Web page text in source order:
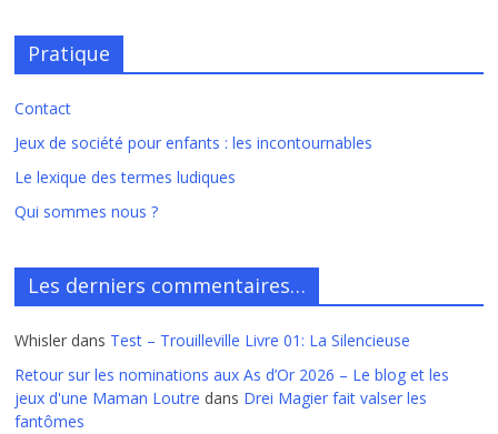
Pratique
Contact
Jeux de société pour enfants : les incontournables
Le lexique des termes ludiques
Qui sommes nous ?
Les derniers commentaires…
Whisler dans Test – Trouilleville Livre 01: La Silencieuse
Retour sur les nominations aux As d’Or 2026 – Le blog et les
jeux d'une Maman Loutre dans Drei Magier fait valser les
fantômes